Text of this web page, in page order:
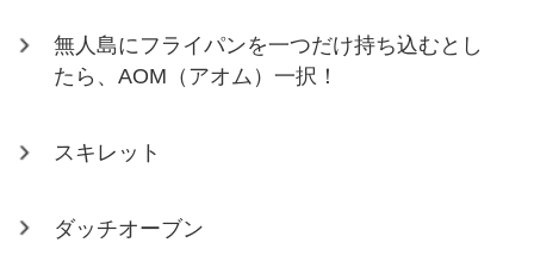
無人島にフライパンを一つだけ持ち込むとし
たら、AOM（アオム）一択！
スキレット
ダッチオーブン